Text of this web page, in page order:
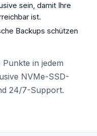
sein, damit Ihre
ist.
Backups schützen
Punkte in jedem
NVMe-SSD-
24/7-Support.